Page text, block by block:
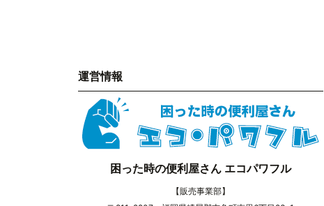
運営情報
困った時の便利屋さん エコパワフル
【販売事業部】